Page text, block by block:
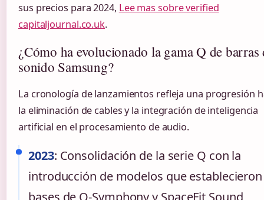
sus precios para 2024, Lee mas sobre verified
capitaljournal.co.uk.
¿Cómo ha evolucionado la gama Q de barras
sonido Samsung?
La cronología de lanzamientos refleja una progresión
la eliminación de cables y la integración de inteligencia
artificial en el procesamiento de audio.
2023: Consolidación de la serie Q con la
introducción de modelos que
bases de Q-Symphony y SpaceFit Sound,